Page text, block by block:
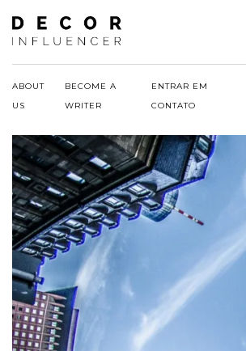
Skip
content
ABOUT
US
BECOME A
WRITER
ENTRAR EM
CONTATO